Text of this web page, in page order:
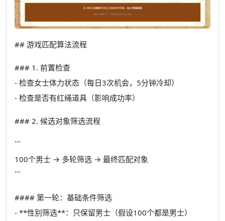
## 游戏匹配算法流程
### 1. 前置检查
- 检查女士体力状态（每日3次机会，5分钟冷却）
- 检查是否有红绳道具（影响成功率）
### 2. 候选对象筛选流程
```
100个男士 → 多轮筛选 → 最终匹配对象
```
#### 第一轮：基础条件筛选
- **性别筛选**：只保留男士（假设100个都是男士）